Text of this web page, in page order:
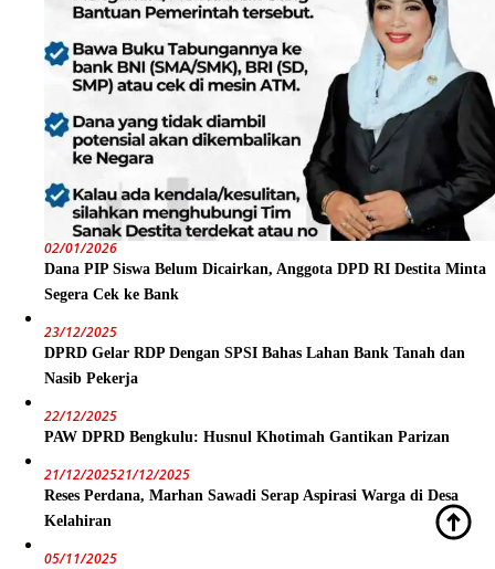
02/01/2026
Dana PIP Siswa Belum Dicairkan, Anggota DPD RI Destita Minta
Segera Cek ke Bank
23/12/2025
DPRD Gelar RDP Dengan SPSI Bahas Lahan Bank Tanah dan
Nasib Pekerja
22/12/2025
PAW DPRD Bengkulu: Husnul Khotimah Gantikan Parizan
21/12/202521/12/2025
Reses Perdana, Marhan Sawadi Serap Aspirasi Warga di Desa
Kelahiran
05/11/2025